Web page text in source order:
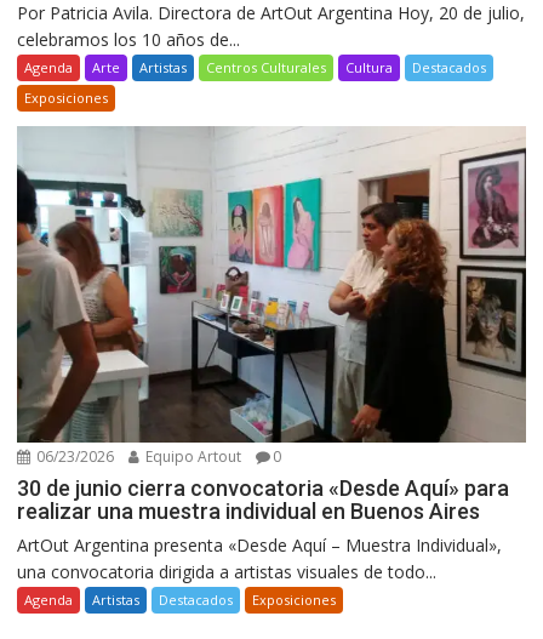
Por Patricia Avila. Directora de ArtOut Argentina Hoy, 20 de julio,
celebramos los 10 años de...
Agenda Arte Artistas Centros Culturales Cultura
Destacados
Exposiciones
06/23/2026 Equipo Artout 0
30 de junio cierra convocatoria «Desde Aquí» para
realizar una muestra individual en Buenos Aires
ArtOut Argentina presenta «Desde Aquí – Muestra Individual»,
una convocatoria dirigida a artistas visuales de todo...
Agenda Artistas Destacados Exposiciones